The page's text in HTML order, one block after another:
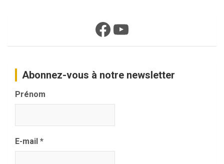
Facebook
YouTube
Abonnez-vous à notre newsletter
Prénom
E-mail *